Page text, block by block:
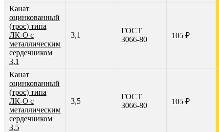
Канат
оцинкованный
(трос) типа
ЛК-О с
металлическим
сердечником
3,1
3,1
ГОСТ
3066-80
105 ₽
Канат
оцинкованный
(трос) типа
ЛК-О с
металлическим
сердечником
3,5
3,5
ГОСТ
3066-80
105 ₽